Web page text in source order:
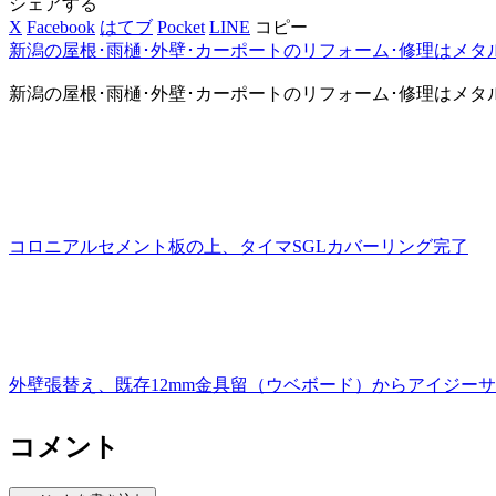
シェアする
X Facebook はてブ Pocket LINE コピー
新潟の屋根･雨樋･外壁･カーポートのリフォーム･修理はメタ
新潟の屋根･雨樋･外壁･カーポートのリフォーム･修理はメタ
コロニアルセメント板の上、タイマSGLカバーリング完了
外壁張替え、既存12mm金具留（ウベボード）からアイジー
コメント